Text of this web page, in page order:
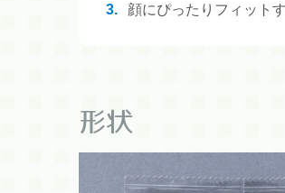
3.
顔にぴったりフィット
形状